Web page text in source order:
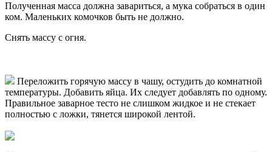
Полученная масса должна завариться, а мука собраться в один
ком. Маленьких комочков быть не должно.
Снять массу с огня.
Переложить горячую массу в чашу, остудить до комнатной
температуры. Добавить яйца. Их следует добавлять по одному.
Правильное заварное тесто не слишком жидкое и не стекает
полностью с ложки, тянется широкой лентой.